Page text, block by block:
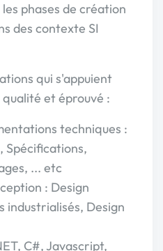
phases de création
des contexte SI
qui s'appuient
et éprouvé :
techniques :
Spécifications,
... etc
: Design
industrialisés, Design
C#, Javascript,